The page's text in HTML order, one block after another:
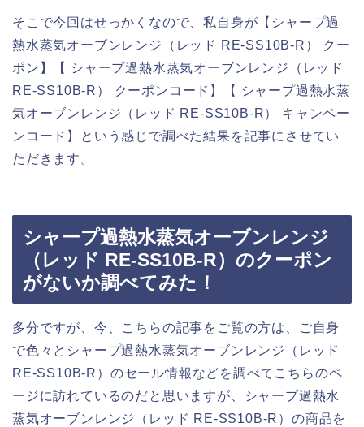
そこで今回はせっかくなので、私自身が【シャープ過
熱水蒸気オーブンレンジ（レッド RE-SS10B-R） クー
ポン】【 シャープ過熱水蒸気オーブンレンジ（レッド
RE-SS10B-R） クーポンコード】【 シャープ過熱水蒸
気オーブンレンジ（レッド RE-SS10B-R） キャンペー
ンコード】という感じで調べた結果を記事にさせてい
ただきます。
シャープ過熱水蒸気オーブンレンジ
（レッド RE-SS10B-R）のクーポン
がないか調べてみた！
多分ですが、今、こちらの記事をご覧の方は、ご自身
で色々とシャープ過熱水蒸気オーブンレンジ（レッド
RE-SS10B-R）のセール情報などを調べてこちらのペ
ージに訪れているのだと思いますが、シャープ過熱水
蒸気オーブンレンジ（レッド RE-SS10B-R）の商品を